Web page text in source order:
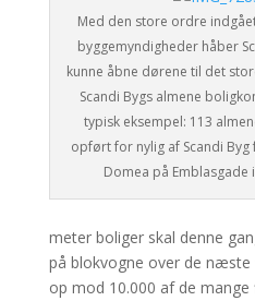
Med den store ordre
byggemyndigheder håber
kunne åbne dørene til det
Scandi Bygs almene
typisk eksempel: 113
opført for nylig af Scandi
Domea på Emblasgade
meter boliger skal denne
på blokvogne over de
op mod 10.000 af de